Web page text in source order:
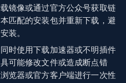
镜像或通过官方公众号获取链
匹配的安装包并重新下载，避
装。
时使用下载加速器或不明插件
可能修改文件或造成断点错
览器或官方客户端进行一次性